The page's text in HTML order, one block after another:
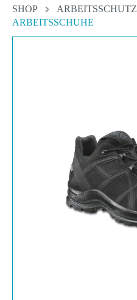
SHOP ARBEITSSCHUTZ
ARBEITSSCHUHE